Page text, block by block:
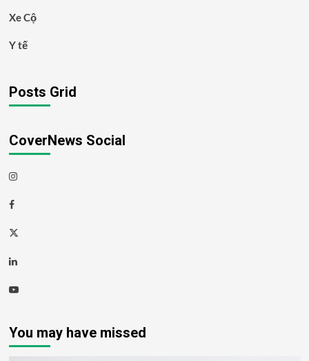
Xe Cộ
Y tế
Posts Grid
CoverNews Social
Instagram
Facebook
Twitter
Linkedin
Youtube
You may have missed